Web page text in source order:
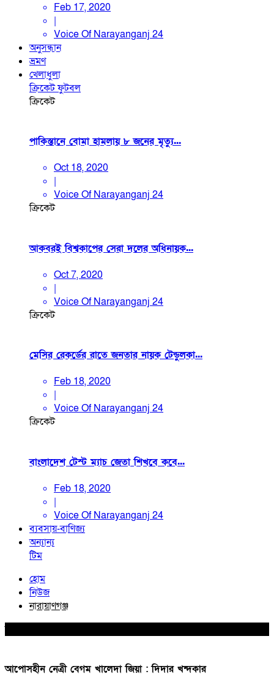
Feb 17, 2020
|
Voice Of Narayanganj 24
অনুসন্ধান
ভ্রমণ
খেলাধুলা
ক্রিকেটফুটবল
ক্রিকেট
পাকিস্তানে বোমা হামলায় ৮ জনের মৃত্যু...
Oct 18, 2020
|
Voice Of Narayanganj 24
ক্রিকেট
আকবরই বিশ্বকাপের সেরা দলের অধিনায়ক...
Oct 7, 2020
|
Voice Of Narayanganj 24
ক্রিকেট
মেসির রেকর্ডের রাতে জনতার নায়ক টেন্ডুলকা...
Feb 18, 2020
|
Voice Of Narayanganj 24
ক্রিকেট
বাংলাদেশ টেস্ট ম্যাচ জেতা শিখবে কবে...
Feb 18, 2020
|
Voice Of Narayanganj 24
ব্যবসায়-বাণিজ্য
অন্যান্য
টিম
হোম
নিউজ
নারায়াণগঞ্জ
আপোসহীন নেত্রী বেগম খালেদা জিয়া : দিদার খন্দকার